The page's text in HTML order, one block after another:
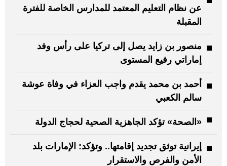
عن نظام التعليم المعتمد للمدارس الخاصة للفترة
المقبلة
منصور بن زايد يصل إلى تركيا على رأس وفد
إماراتي رفيع المستوى
أحمد بن محمد يقدم واجب العزاء في وفاة عوشة
سالم الكعبي
«الصحة» تؤكد الجاهزية الصحية لحجاج الدولة
إيرانية توثق تجديد إقامتها.. وتؤكد: الإمارات بلد
الأمن والفرص والاستقرار